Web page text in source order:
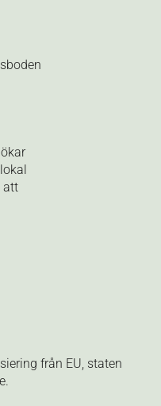
att
från EU, staten